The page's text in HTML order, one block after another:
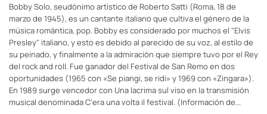
Bobby Solo, seudónimo artístico de Roberto Satti (Roma, 18 de
marzo de 1945), es un cantante italiano que cultiva el género de la
música romántica, pop. Bobby es considerado por muchos el "Elvis
Presley" italiano, y esto es debido al parecido de su voz, al estilo de
su peinado, y finalmente a la admiración que siempre tuvo por el Rey
del rock and roll. Fue ganador del Festival de San Remo en dos
oportunidades (1965 con «Se piangi, se ridi» y 1969 con «Zingara»).
En 1989 surge vencedor con Una lacrima sul viso en la transmisión
musical denominada C'era una volta il festival. (Información de...